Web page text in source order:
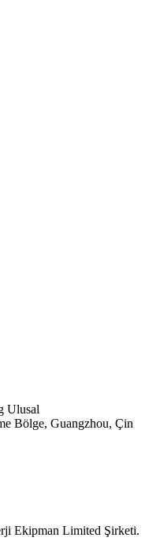
Ulusal
Bölge, Guangzhou, Çin
Ekipman Limited Şirketi.